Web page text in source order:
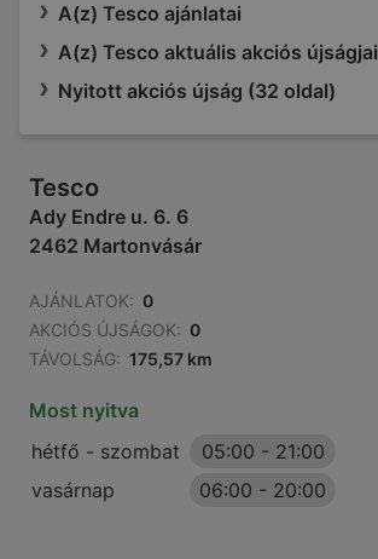
A(z) Tesco ajánlatai
A(z) Tesco aktuális akciós újságjai
Nyitott akciós újság (32 oldal)
Tesco
Ady Endre u. 6. 6
2462 Martonvásár
AJÁNLATOK: 0
AKCIÓS ÚJSÁGOK: 0
TÁVOLSÁG: 175,57 km
Most nyitva
hétfő - szombat
05:00 - 21:00
vasárnap
06:00 - 20:00